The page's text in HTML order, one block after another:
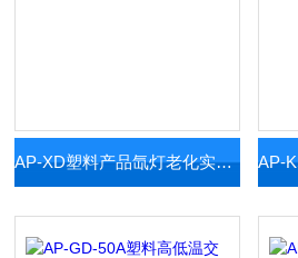
AP-XD塑料产品氙灯老化实验箱